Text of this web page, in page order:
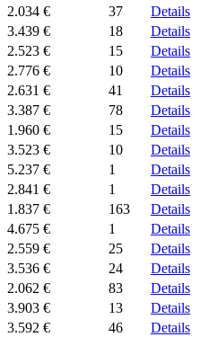
2.034 € 37
Details
3.439 € 18
Details
2.523 € 15
Details
2.776 € 10
Details
2.631 € 41
Details
3.387 € 78
Details
1.960 € 15
Details
3.523 € 10
Details
5.237 € 1
Details
2.841 € 1
Details
1.837 € 163
Details
4.675 € 1
Details
2.559 € 25
Details
3.536 € 24
Details
2.062 € 83
Details
3.903 € 13
Details
3.592 € 46
Details